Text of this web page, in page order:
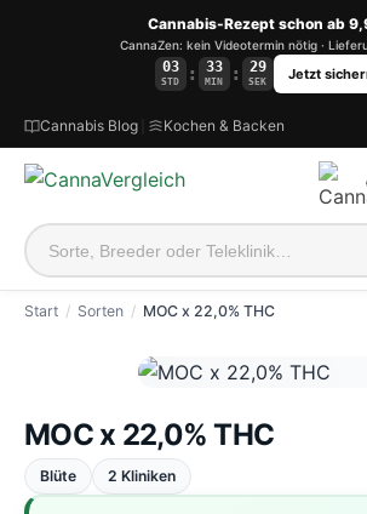
Cannabis-Rezept schon ab
CannaZen: kein Videotermin nötig ·
03
STD : 33
MIN : 29
SEK Jetzt
Cannabis Blog Kochen & Backen
Start Sorten MOC x 22,0% THC
MOC x 22,0% THC
Blüte 2 Kliniken